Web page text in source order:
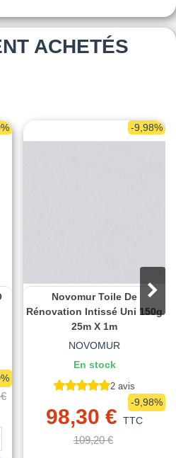
ACHETÉS
-9,98%
Novomur Toile De
Rénovation Intissé Uni 150g
25m X 1m
NOVOMUR
En stock
2 avis
98,30 € TTC
109,20 €
-9,98%